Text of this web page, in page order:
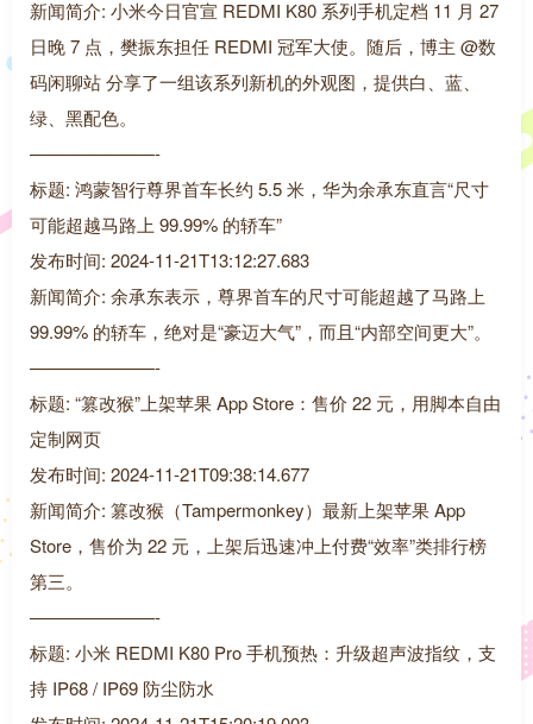
新闻简介: 小米今日官宣 REDMI K80 系列手机定档 11 月 27
日晚 7 点，樊振东担任 REDMI 冠军大使。随后，博主 @数
码闲聊站 分享了一组该系列新机的外观图，提供白、蓝、
绿、黑配色。
———————-
标题: 鸿蒙智行尊界首车长约 5.5 米，华为余承东直言“尺寸
可能超越马路上 99.99% 的轿车”
发布时间: 2024-11-21T13:12:27.683
新闻简介: 余承东表示，尊界首车的尺寸可能超越了马路上
99.99% 的轿车，绝对是“豪迈大气”，而且“内部空间更大”。
———————-
标题: “篡改猴”上架苹果 App Store：售价 22 元，用脚本自由
定制网页
发布时间: 2024-11-21T09:38:14.677
新闻简介: 篡改猴（Tampermonkey）最新上架苹果 App
Store，售价为 22 元，上架后迅速冲上付费“效率”类排行榜
第三。
———————-
标题: 小米 REDMI K80 Pro 手机预热：升级超声波指纹，支
持 IP68 / IP69 防尘防水